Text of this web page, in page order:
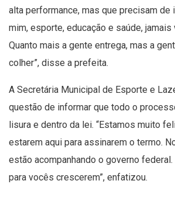
alta performance, mas que precisam de
mim, esporte, educação e saúde,
Quanto mais a gente entrega, mas a
colher”, disse a prefeita.
A Secretária Municipal de Esporte e
questão de informar que todo o
lisura e dentro da lei. “Estamos muito
estarem aqui para assinarem o termo.
estão acompanhando o governo federal.
para vocês crescerem”, enfatizou.